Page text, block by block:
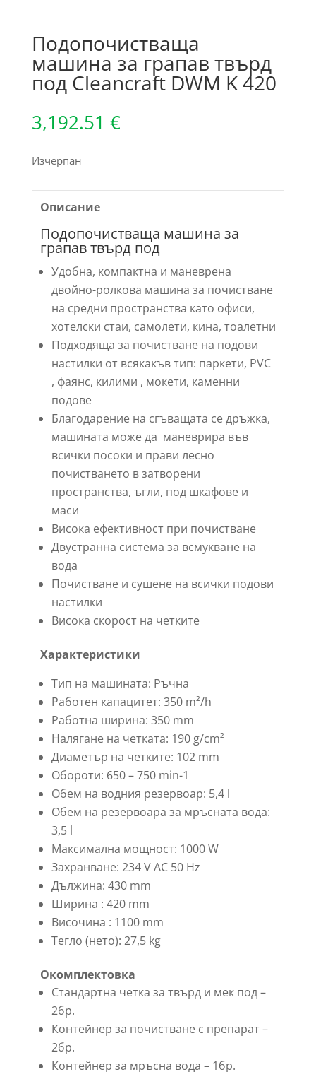
Подопочистваща
машина за грапав твърд
под Cleancraft DWM K 420
3,192.51 €
Изчерпан
Описание
Подопочистваща машина за
грапав твърд под
Удобна, компактна и маневрена
двойно-ролкова машина за почистване
на средни пространства като офиси,
хотелски стаи, самолети, кина, тоалетни
Подходяща за почистване на подови
настилки от всякакъв тип: паркети, PVC
, фаянс, килими , мокети, каменни
подове
Благодарение на сгъващата се дръжка,
машината може да маневрира във
всички посоки и прави лесно
почистването в затворени
пространства, ъгли, под шкафове и
маси
Висока ефективност при почистване
Двустранна система за всмукване на
вода
Почистване и сушене на всички подови
настилки
Висока скорост на четките
Характеристики
Тип на машината: Ръчна
Работен капацитет: 350 m²/h
Работна ширина: 350 mm
Налягане на четката: 190 g/cm²
Диаметър на четките: 102 mm
Обороти: 650 – 750 min-1
Обем на водния резервоар: 5,4 l
Обем на резервоара за мръсната вода:
3,5 l
Максимална мощност: 1000 W
Захранване: 234 V АC 50 Hz
Дължина: 430 mm
Ширина : 420 mm
Височина : 1100 mm
Тегло (нето): 27,5 kg
Окомплектовка
Стандартна четка за твърд и мек под –
2бр.
Контейнер за почистване с препарат –
2бр.
Контейнер за мръсна вода – 1бр.